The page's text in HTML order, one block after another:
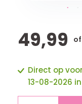
49,99
Direct op
13-08-2026